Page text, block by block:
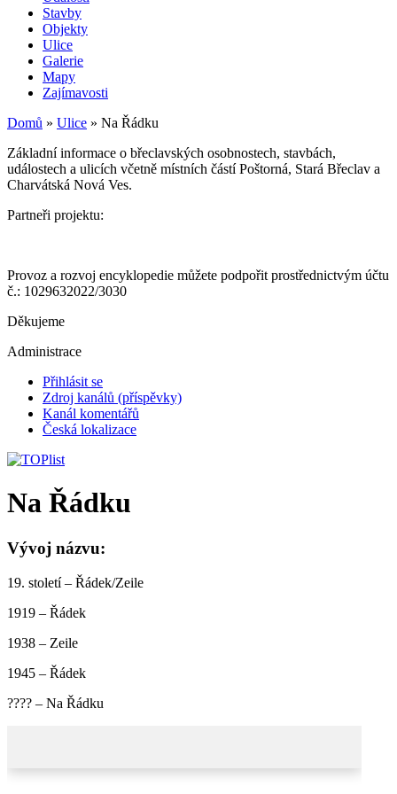
Stavby
Objekty
Ulice
Galerie
Mapy
Zajímavosti
Domů » Ulice » Na Řádku
Základní informace o břeclavských osobnostech, stavbách,
událostech a ulicích včetně místních částí Poštorná, Stará Břeclav a
Charvátská Nová Ves.
Partneři projektu:
Provoz a rozvoj encyklopedie můžete podpořit prostřednictvým účtu
č.: 1029632022/3030
Děkujeme
Administrace
Přihlásit se
Zdroj kanálů (příspěvky)
Kanál komentářů
Česká lokalizace
Na Řádku
Vývoj názvu:
19. století – Řádek/Zeile
1919 – Řádek
1938 – Zeile
1945 – Řádek
???? – Na Řádku